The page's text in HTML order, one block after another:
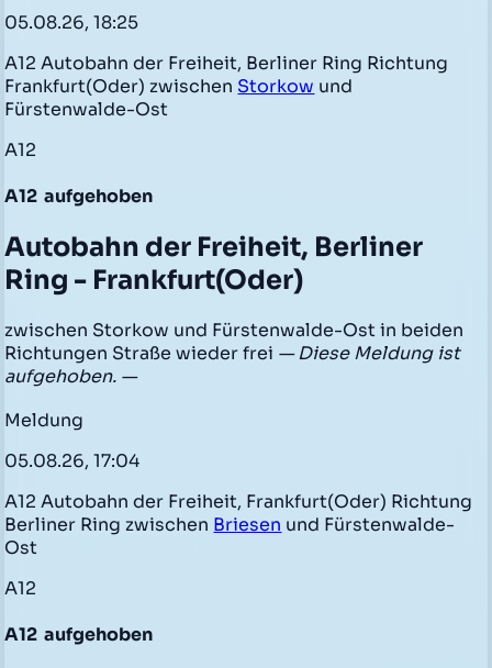
05.08.26, 18:25
A12 Autobahn der Freiheit, Berliner Ring Richtung
Frankfurt(Oder) zwischen Storkow und
Fürstenwalde-Ost
A12
A12 aufgehoben
Autobahn der Freiheit, Berliner
Ring - Frankfurt(Oder)
zwischen Storkow und Fürstenwalde-Ost in beiden
Richtungen Straße wieder frei — Diese Meldung ist
aufgehoben. —
Meldung
05.08.26, 17:04
A12 Autobahn der Freiheit, Frankfurt(Oder) Richtung
Berliner Ring zwischen Briesen und Fürstenwalde-
Ost
A12
A12 aufgehoben